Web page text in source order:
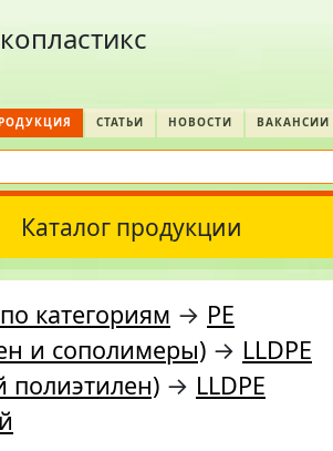
СТАТЬИ НОВОСТИ ВАКАНСИИ
Каталог продукции
категориям → PE
и сополимеры) → LLDPE
→ LLDPE